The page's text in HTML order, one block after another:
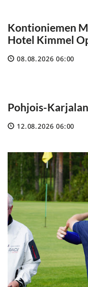
Kontioniemen
Hotel Kimmel
08.08.2026 06:00
Pohjois-
12.08.2026 06:00